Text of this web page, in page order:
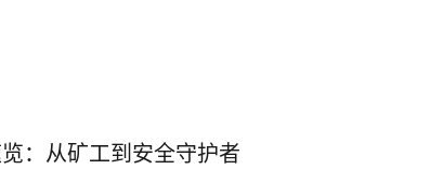
：从矿工到安全守护者